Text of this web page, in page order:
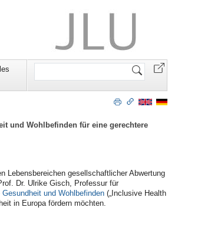
Website
und Wohlbefinden für eine gerechtere
Lebensbereichen gesellschaftlicher Abwertung
Dr. Ulrike Gisch, Professur für
und Wohlbefinden („Inclusive Health
in Europa fördern möchten.